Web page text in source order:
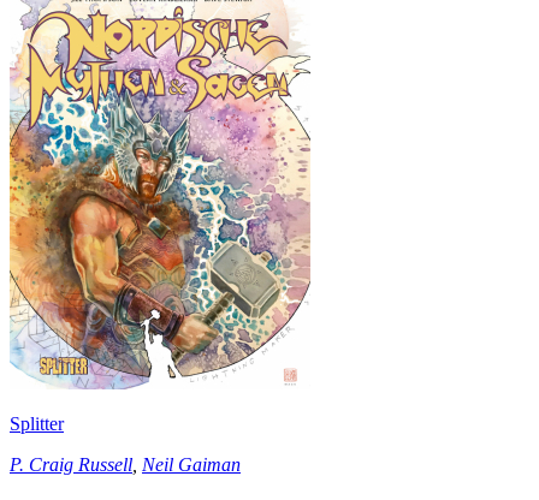
Splitter
P. Craig Russell Neil Gaiman